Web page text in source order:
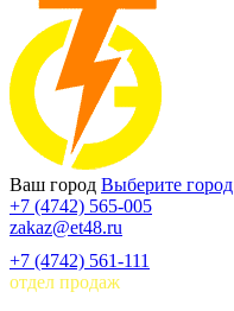
Ваш город Выберите город
+7 (4742) 565-005
zakaz@et48.ru
+7 (4742) 561-111
отдел продаж